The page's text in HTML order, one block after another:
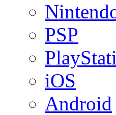
PSP
iOS
Android